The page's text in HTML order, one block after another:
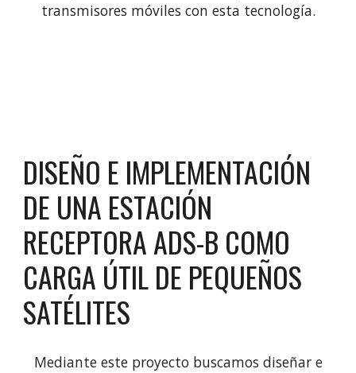
transmisores móviles con esta tecnología.
DISEÑO E IMPLEMENTACIÓN
DE UNA ESTACIÓN
RECEPTORA ADS-B COMO
CARGA ÚTIL DE PEQUEÑOS
SATÉLITES
Mediante este proyecto buscamos diseñar e